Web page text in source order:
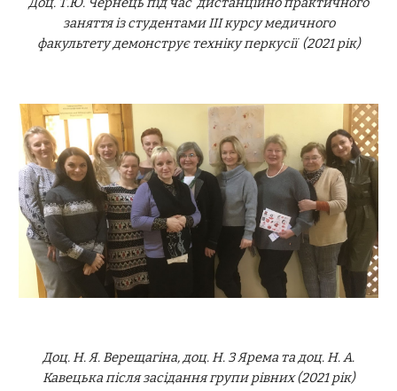
заняття із студентами ІІІ курсу медичного
факультетудемонструє техніку перкусії(2021 рік)
Доц. Н. Я. Верещагіна, доц. Н. З Ярема та доц. Н. А.
Кавецька після засідання групи рівних (2021 рік)